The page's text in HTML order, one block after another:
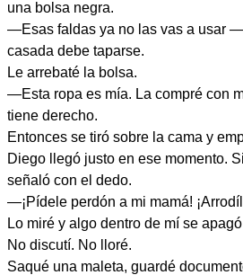
una bolsa negra.
—Esas faldas ya no las vas a usar
casada debe taparse.
Le arrebaté la bolsa.
—Esta ropa es mía. La compré con
tiene derecho.
Entonces se tiró sobre la cama y
Diego llegó justo en ese momento.
señaló con el dedo.
—¡Pídele perdón a mi mamá!
Lo miré y algo dentro de mí se
No discutí. No lloré.
Saqué una maleta, guardé